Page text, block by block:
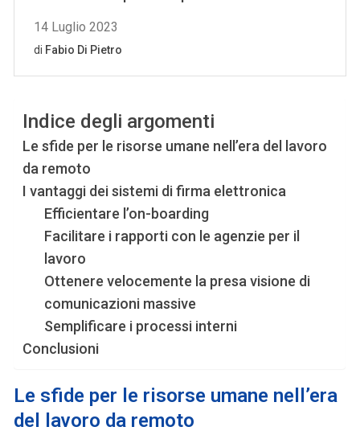
Indice degli argomenti
Le sfide per le risorse umane nell’era del lavoro
da remoto
I vantaggi dei sistemi di firma elettronica
Efficientare l’on-boarding
Facilitare i rapporti con le agenzie per il
lavoro
Ottenere velocemente la presa visione di
comunicazioni massive
Semplificare i processi interni
Conclusioni
Le sfide per le risorse umane nell’era
del lavoro da remoto